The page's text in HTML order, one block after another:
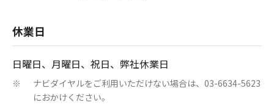
休業日
日曜日、月曜日、祝日、弊社休業日
※
ナビダイヤルをご利用いただけない場合は、03-6634-5623
におかけください。